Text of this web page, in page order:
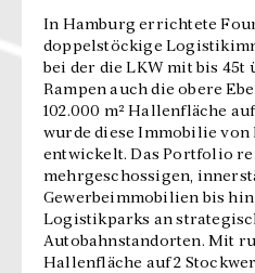
In Hamburg errichtete
doppelstöckige
bei der die LKW mit bis 45t
Rampen auch die obere
102.000 m² Hallenfläche
wurde diese Immobilie von
entwickelt. Das Portfolio
mehrgeschossigen,
Gewerbeimmobilien bis
Logistikparks an
Autobahnstandorten. Mit
Hallenfläche auf 2